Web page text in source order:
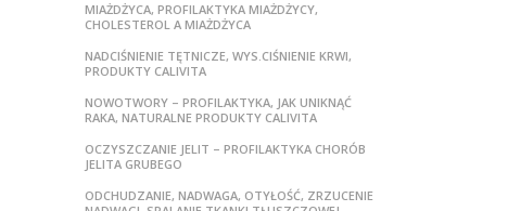
MIAŻDŻYCA, PROFILAKTYKA MIAŻDŻYCY,
CHOLESTEROL A MIAŻDŻYCA
NADCIŚNIENIE TĘTNICZE, WYS.CIŚNIENIE KRWI,
PRODUKTY CALIVITA
NOWOTWORY – PROFILAKTYKA, JAK UNIKNĄĆ
RAKA, NATURALNE PRODUKTY CALIVITA
OCZYSZCZANIE JELIT – PROFILAKTYKA CHORÓB
JELITA GRUBEGO
ODCHUDZANIE, NADWAGA, OTYŁOŚĆ, ZRZUCENIE